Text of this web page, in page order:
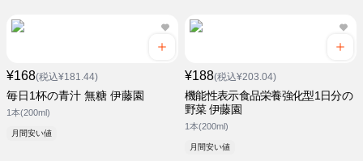
¥168(税込¥181.44)
毎日1杯の青汁 無糖 伊藤園
1本(200ml)
月間安い値
¥188(税込¥203.04)
機能性表示食品栄養強化型1日分の
野菜 伊藤園
1本(200ml)
月間安い値